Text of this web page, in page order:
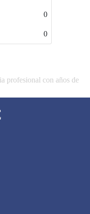
profesional con años de